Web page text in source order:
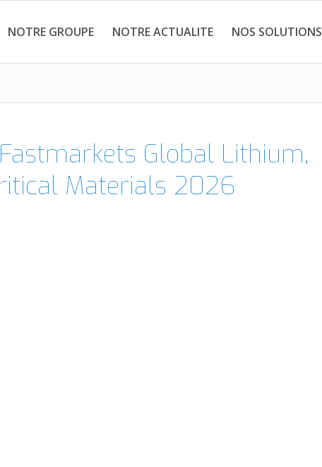
NOTRE GROUPE NOTRE ACTUALITE NOS SOLUTIONS
Global Lithium,
Materials 2026